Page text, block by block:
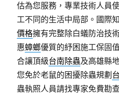
估為您服務，專業技術人員
工不同的生活中局部。國際
價格擁有完整除白蟻防治技
惠蟑螂優質的紓困施工保固
合讓頂級台南除蟲及高雄縣
您免於老鼠的困擾除蟲規劃
蟲執照人員請找專家免費勘